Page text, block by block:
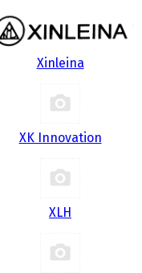
Xinleina
XK Innovation
XLH